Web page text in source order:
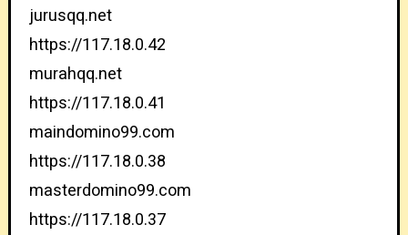
jurusqq.net
https://117.18.0.42
murahqq.net
https://117.18.0.41
maindomino99.com
https://117.18.0.38
masterdomino99.com
https://117.18.0.37